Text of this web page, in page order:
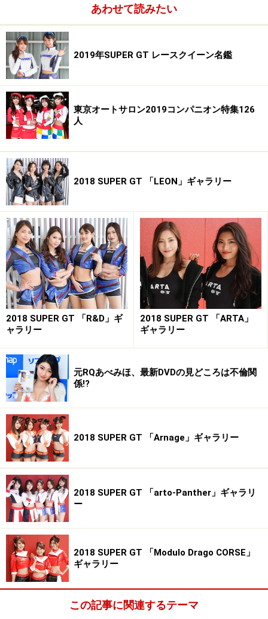
・ブログ／http://ameblo.jp/asailina/
----------------------------------------------------------
※著作権は撮影者・矢沢隆則及びオールアバウトに帰属
します。
※画像の肖像権は各モデルさん及び、所属事務所に帰属
します。
※画像の無断使用及び直リンクは営利・非営利を問わず
禁止します。
All About 著作権/商標/免責事項
All About 「レースクイーン」ガイドサイト掲載画像につ
いて
※記事内容は執筆時点のものです。最新の内容をご確認くださ
い。
あわせて読みたい
2019年SUPER GT レースクイーン名鑑
東京オートサロン2019コンパニオン特集126
人
2018 SUPER GT 「LEON」ギャラリー
2018 SUPER GT 「R&D」ギ
ャラリー
2018 SUPER GT 「ARTA」
ギャラリー
元RQあべみほ、最新DVDの見どころは不倫関
係!?
2018 SUPER GT 「Arnage」ギャラリー
2018 SUPER GT 「arto-Panther」ギャラリ
ー
2018 SUPER GT 「Modulo Drago CORSE」
ギャラリー
この記事に関連するテーマ